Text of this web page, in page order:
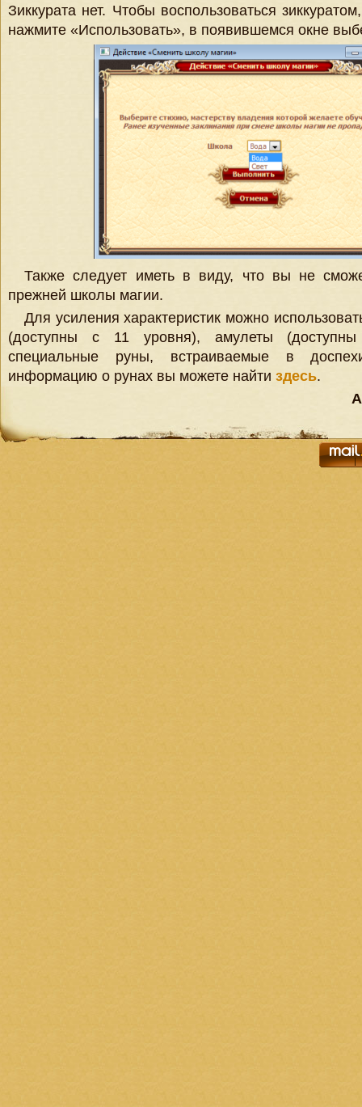
Зиккурата нет. Чтобы воспользоваться
нажмите «Использовать», в появившемся окне
Также следует иметь в виду, что вы не
прежней школы магии.
Для усиления характеристик можно
(доступны с 11 уровня), амулеты
специальные руны, встраиваемые в
информацию о рунах вы можете найти здесь.